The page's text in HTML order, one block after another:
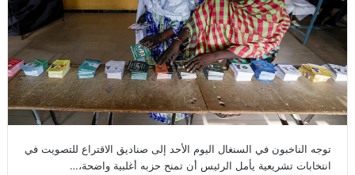
توجه الناخبون في السنغال اليوم الأحد إلى صناديق الاقتراع للتصويت في
انتخابات تشريعية يأمل الرئيس أن تمنح حزبه أغلبية واضحة،…